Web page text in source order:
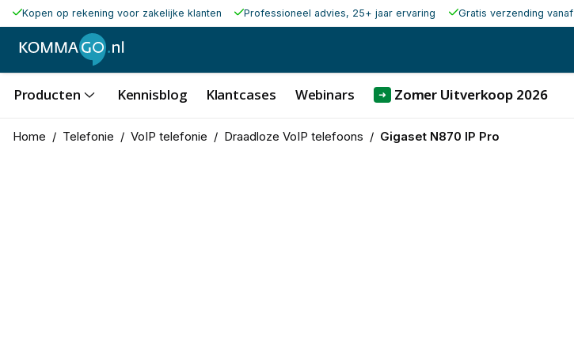
Kopen op rekening voor zakelijke klanten Professioneel advies, 25+ jaar ervaring Gratis verzending vanaf
Producten Kennisblog Klantcases Webinars ➜ Zomer Uitverkoop 2026
Home / Telefonie / VoIP telefonie / Draadloze VoIP telefoons / Gigaset N870 IP Pro